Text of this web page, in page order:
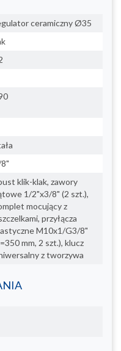
ceramiczny Ø35
klik-klak, zawory
1/2"x3/8" (2 szt.),
mocujący z
przyłącza
M10x1/G3/8"
mm, 2 szt.), klucz
z tworzywa